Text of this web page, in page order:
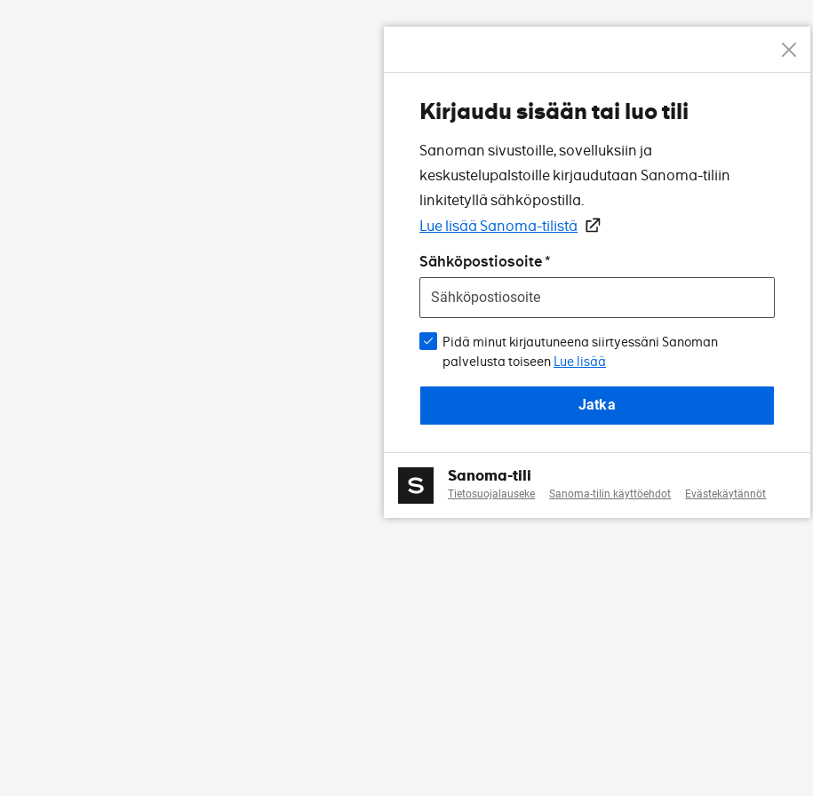
Kirjaudu sisään tai luo tili
Sanoman sivustoille, sovelluksiin ja
keskustelupalstoille kirjaudutaan Sanoma-tiliin
linkitetyllä sähköpostilla.
Lue lisää Sanoma-tilistä
Sähköpostiosoite
Pidä minut kirjautuneena siirtyessäni Sanoman
palvelusta toiseen Lue lisää
Jatka
Sanoma-tili
Tietosuojalauseke Sanoma-tilin käyttöehdot Evästekäytännöt